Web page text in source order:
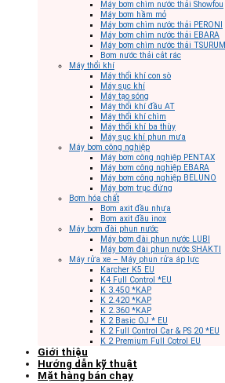
Máy bơm chìm nước thải Showfou
Máy bơm hầm mỏ
Máy bơm chìm nước thải PERONI
Máy bơm chìm nước thải EBARA
Máy bơm chìm nước thải TSURUMI
Bơm nước thải cắt rác
Máy thổi khí
Máy thổi khí con sò
Máy sục khí
Máy tạo sóng
Máy thổi khí đầu AT
Máy thổi khí chìm
Máy thổi khí ba thùy
Máy sục khí phun mưa
Máy bơm công nghiệp
Máy bơm công nghiệp PENTAX
Máy bơm công nghiệp EBARA
Máy bơm công nghiệp BELUNO
Máy bơm trục đứng
Bơm hóa chất
Bơm axit đầu nhựa
Bơm axit đầu inox
Máy bơm đài phun nước
Máy bơm đài phun nước LUBI
Máy bơm đài phun nước SHAKTI
Máy rửa xe – Máy phun rửa áp lực
Karcher K5 EU
K4 Full Control *EU
K 3.450 *KAP
K 2.420 *KAP
K 2.360 *KAP
K 2 Basic OJ * EU
K 2 Full Control Car & PS 20 *EU
K 2 Premium Full Cotrol EU
Giới thiệu
Hướng dẫn kỹ thuật
Mặt hàng bán chạy